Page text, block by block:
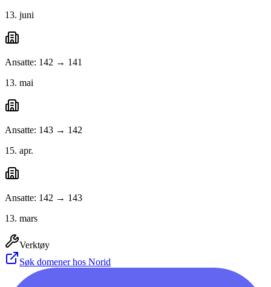
13. juni
Ansatte: 142 → 141
13. mai
Ansatte: 143 → 142
15. apr.
Ansatte: 142 → 143
13. mars
Verktøy
Søk domener hos Norid